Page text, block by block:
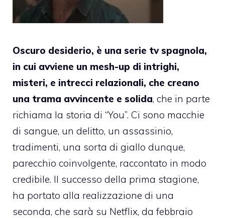
Oscuro desiderio, è una serie tv spagnola,
in cui avviene un mesh-up di intrighi,
misteri, e intrecci relazionali, che creano
una trama avvincente e solida, che in parte
richiama la storia di “You”. Ci sono macchie
di sangue, un delitto, un assassinio,
tradimenti, una sorta di giallo dunque,
parecchio coinvolgente, raccontato in modo
credibile. Il successo della prima stagione,
ha portato alla realizzazione di una
seconda, che sarà su Netflix, da febbraio